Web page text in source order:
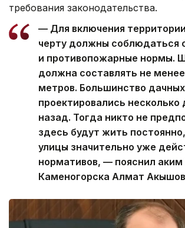
требования законодательства.
— Для включения
черту должны соблюдаться
и противопожарные нормы.
должна составлять не
метров. Большинство
проектировались несколько
назад. Тогда никто не
здесь будут жить
улицы значительно уже
нормативов, — пояснил аким
Каменогорска Алмат